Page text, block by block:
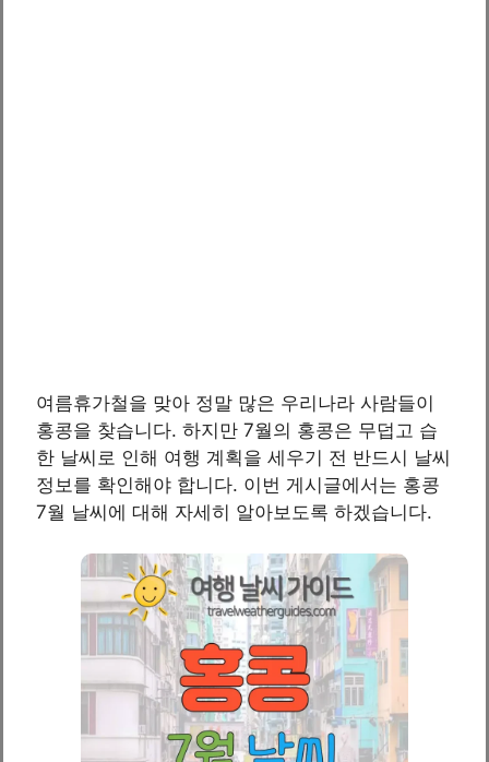
여름휴가철을 맞아 정말 많은 우리나라 사람들이
홍콩을 찾습니다. 하지만 7월의 홍콩은 무덥고 습
한 날씨로 인해 여행 계획을 세우기 전 반드시 날씨
정보를 확인해야 합니다. 이번 게시글에서는 홍콩
7월 날씨에 대해 자세히 알아보도록 하겠습니다.